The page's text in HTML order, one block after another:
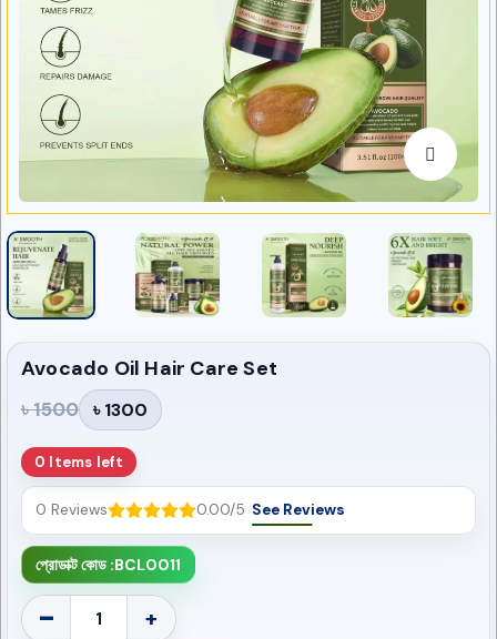
Avocado Oil Hair Care Set
৳ 1500 ৳ 1300
0 Items left
0 Reviews 0.00/5 See Reviews
প্রোডাক্ট কোড :BCL0011
- +